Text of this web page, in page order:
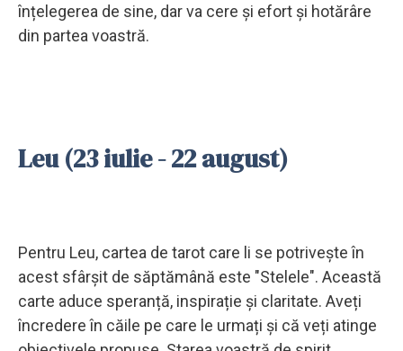
înțelegerea de sine, dar va cere și efort și hotărâre
din partea voastră.
Leu (23 iulie - 22 august)
Pentru Leu, cartea de tarot care li se potrivește în
acest sfârșit de săptămână este "Stelele". Această
carte aduce speranță, inspirație și claritate. Aveți
încredere în căile pe care le urmați și că veți atinge